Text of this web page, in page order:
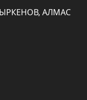
АЛМАС